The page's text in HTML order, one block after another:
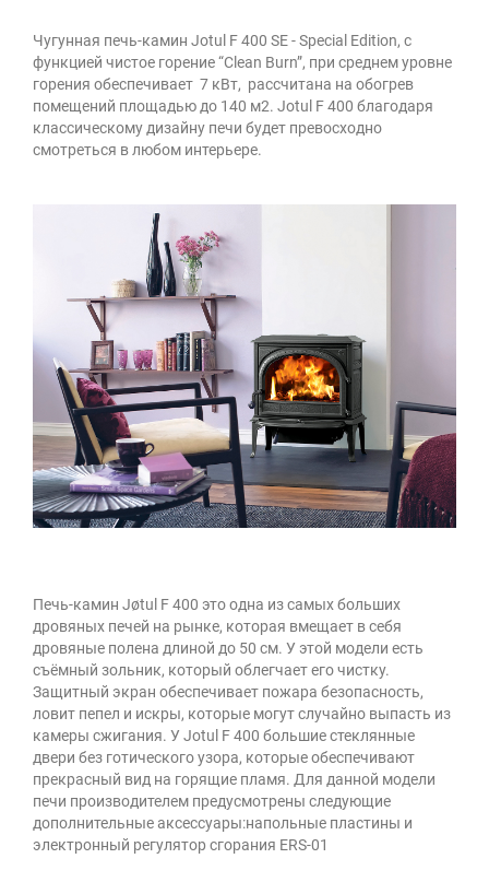
Чугунная печь-камин Jotul F 400 SE - Special Edition, с
функцией чистое горение “Clean Burn”, при среднем уровне
горения обеспечивает 7 кВт, рассчитана на обогрев
помещений площадью до 140 м2. Jotul F 400 благодаря
классическому дизайну печи будет превосходно
смотреться в любом интерьере.
Печь-камин Jøtul F 400 это одна из самых больших
дровяных печей на рынке, которая вмещает в себя
дровяные полена длиной до 50 см. У этой модели есть
съёмный зольник, который облегчает его чистку.
Защитный экран обеспечивает пожара безопасность,
ловит пепел и искры, которые могут случайно выпасть из
камеры сжигания. У Jotul F 400 большие стеклянные
двери без готического узора, которые обеспечивают
прекрасный вид на горящие пламя. Для данной модели
печи производителем предусмотрены следующие
дополнительные аксессуары:напольные пластины и
электронный регулятор сгорания ERS-01